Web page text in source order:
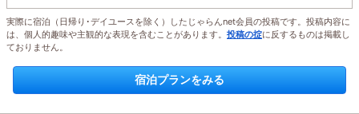
実際に宿泊（日帰り･デイユースを除く）したじゃらんnet会員の投稿です。投稿内容に
は、個人的趣味や主観的な表現を含むことがあります。 投稿の掟に反するものは掲載し
ておりません。
宿泊プランをみる